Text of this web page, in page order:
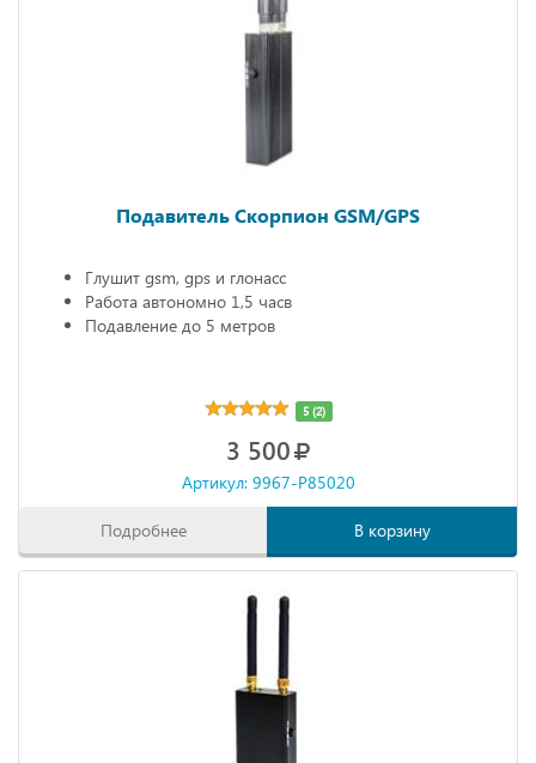
Подавитель Скорпион GSM/GPS
Глушит gsm, gps и глонасс
Работа автономно 1,5 часв
Подавление до 5 метров
5 (2)
3 500
Артикул: 9967-P85020
Подробнее В корзину